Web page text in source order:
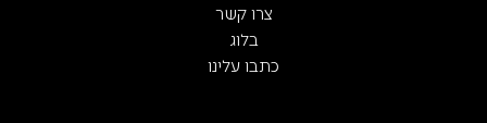
צרו קשר
בלוג
כתבו עלינו